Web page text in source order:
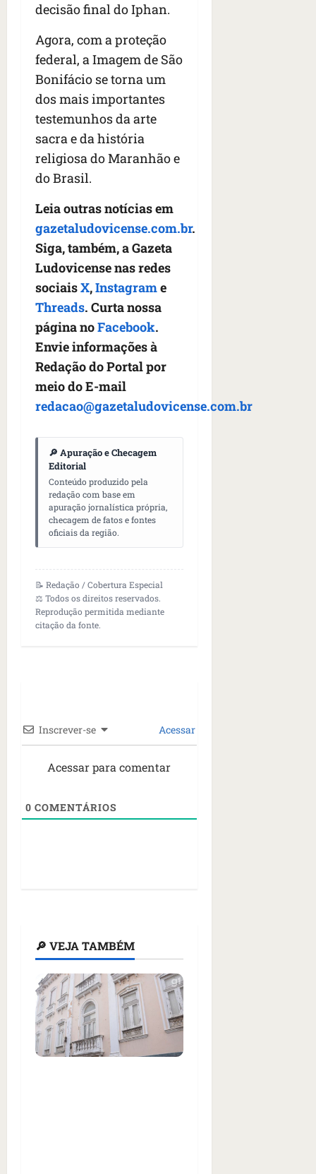
decisão final do Iphan.
Agora, com a proteção
federal, a Imagem de São
Bonifácio se torna um
dos mais importantes
testemunhos da arte
sacra e da história
religiosa do Maranhão e
do Brasil.
Leia outras notícias em
gazetaludovicense.com.br.
Siga, também, a Gazeta
Ludovicense nas redes
sociaisX,Instagrame
Threads. Curta nossa
página noFacebook.
Envie informações à
Redação do Portal por
meio do E-mail
redacao@gazetaludovicense.com.br
🔎 Apuração e Checagem
Editorial
Conteúdo produzido pela
redação com base em
apuração jornalística própria,
checagem de fatos e fontes
oficiais da região.
📝 Redação / Cobertura Especial
⚖️ Todos os direitos reservados.
Reprodução permitida mediante
citação da fonte.
Inscrever-se Acessar
Acessar para comentar
0 COMENTÁRIOS
🔎 VEJA TAMBÉM